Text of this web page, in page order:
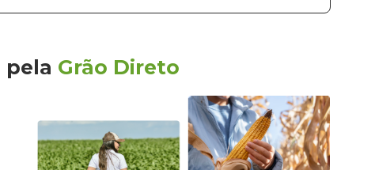
pela Grão Direto